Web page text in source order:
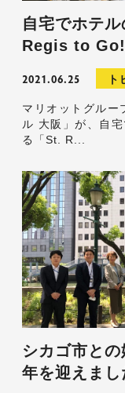
自宅でホテ
Regis to Go!
2021.06.25 ト
マリオットグルー
ル 大阪」が、自
る「St. R...
シカゴ市と
年を迎えまし